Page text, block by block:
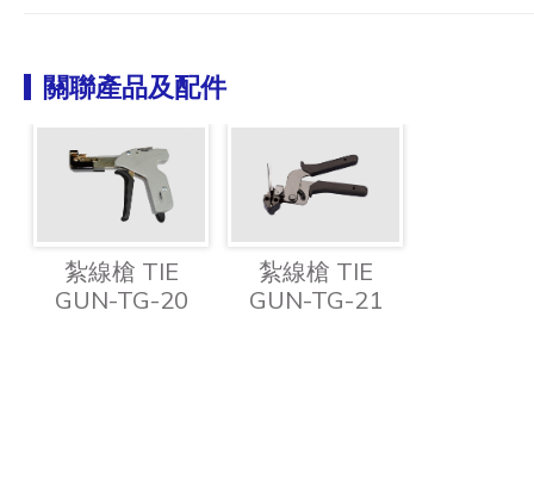
關聯產品及配件
紮線槍 TIE
GUN-TG-20
紮線槍 TIE
GUN-TG-21